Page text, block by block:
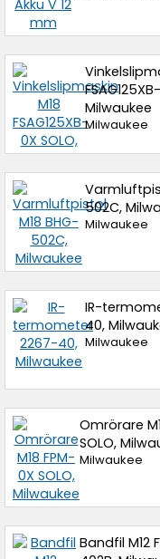
Milwaukee
Milwaukee
502C,
Milwaukee
IR-
40,
Milwaukee
Omrörare
SOLO,
Milwaukee
Bandfil M12